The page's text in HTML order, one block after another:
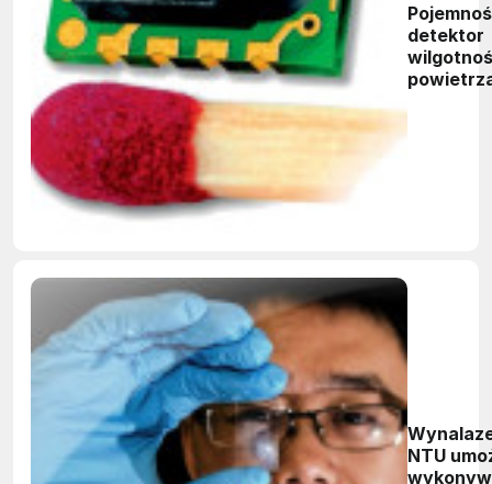
detektor
NTU